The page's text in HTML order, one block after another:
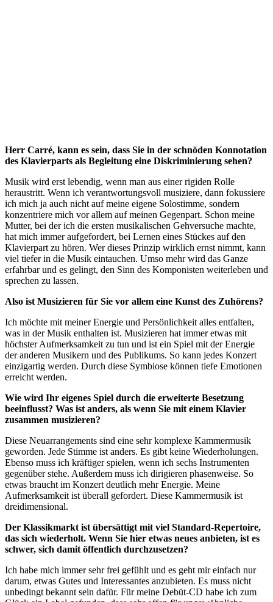
Herr Carré, kann es sein, dass Sie in der schnöden Konnotation
des Klavierparts als Begleitung eine Diskriminierung sehen?
Musik wird erst lebendig, wenn man aus einer rigiden Rolle
heraustritt. Wenn ich verantwortungsvoll musiziere, dann fokussiere
ich mich ja auch nicht auf meine eigene Solostimme, sondern
konzentriere mich vor allem auf meinen Gegenpart. Schon meine
Mutter, bei der ich die ersten musikalischen Gehversuche machte,
hat mich immer aufgefordert, bei Lernen eines Stückes auf den
Klavierpart zu hören. Wer dieses Prinzip wirklich ernst nimmt, kann
viel tiefer in die Musik eintauchen. Umso mehr wird das Ganze
erfahrbar und es gelingt, den Sinn des Komponisten weiterleben und
sprechen zu lassen.
Also ist Musizieren für Sie vor allem eine Kunst des Zuhörens?
Ich möchte mit meiner Energie und Persönlichkeit alles entfalten,
was in der Musik enthalten ist. Musizieren hat immer etwas mit
höchster Aufmerksamkeit zu tun und ist ein Spiel mit der Energie
der anderen Musikern und des Publikums. So kann jedes Konzert
einzigartig werden. Durch diese Symbiose können tiefe Emotionen
erreicht werden.
Wie wird Ihr eigenes Spiel durch die erweiterte Besetzung
beeinflusst? Was ist anders, als wenn Sie mit einem Klavier
zusammen musizieren?
Diese Neuarrangements sind eine sehr komplexe Kammermusik
geworden. Jede Stimme ist anders. Es gibt keine Wiederholungen.
Ebenso muss ich kräftiger spielen, wenn ich sechs Instrumenten
gegenüber stehe. Außerdem muss ich dirigieren phasenweise. So
etwas braucht im Konzert deutlich mehr Energie. Meine
Aufmerksamkeit ist überall gefordert. Diese Kammermusik ist
dreidimensional.
Der Klassikmarkt ist übersättigt mit viel Standard-Repertoire,
das sich wiederholt. Wenn Sie hier etwas neues anbieten, ist es
schwer, sich damit öffentlich durchzusetzen?
Ich habe mich immer sehr frei gefühlt und es geht mir einfach nur
darum, etwas Gutes und Interessantes anzubieten. Es muss nicht
unbedingt bekannt sein dafür. Für meine Debüt-CD habe ich zum